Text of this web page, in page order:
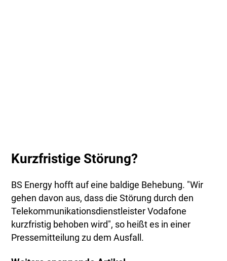
Kurzfristige Störung?
BS Energy hofft auf eine baldige Behebung. "Wir
gehen davon aus, dass die Störung durch den
Telekommunikationsdienstleister Vodafone
kurzfristig behoben wird", so heißt es in einer
Pressemitteilung zu dem Ausfall.